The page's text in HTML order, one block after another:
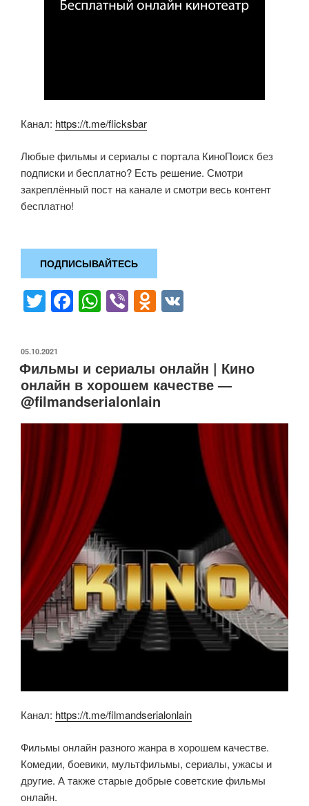
Канал: https://t.me/flicksbar
Любые фильмы и сериалы с портала КиноПоиск без
подписки и бесплатно? Есть решение. Смотри
закреплённый пост на канале и смотри весь контент
бесплатно!
ПОДПИСЫВАЙТЕСЬ
T
wi
tt
er
F
a
e
b
o
o
k
W
h
s
A
p
p
Vi
b
O
d
o
kl
a
ss
ОПУБЛИКОВАНО
05.10.2021
Фильмы и сериалы онлайн | Кино
онлайн в хорошем качестве —
@filmandserialonlain
Канал: https://t.me/filmandserialonlain
Фильмы онлайн разного жанра в хорошем качестве.
Комедии, боевики, мультфильмы, сериалы, ужасы и
другие. А также старые добрые советские фильмы
онлайн.